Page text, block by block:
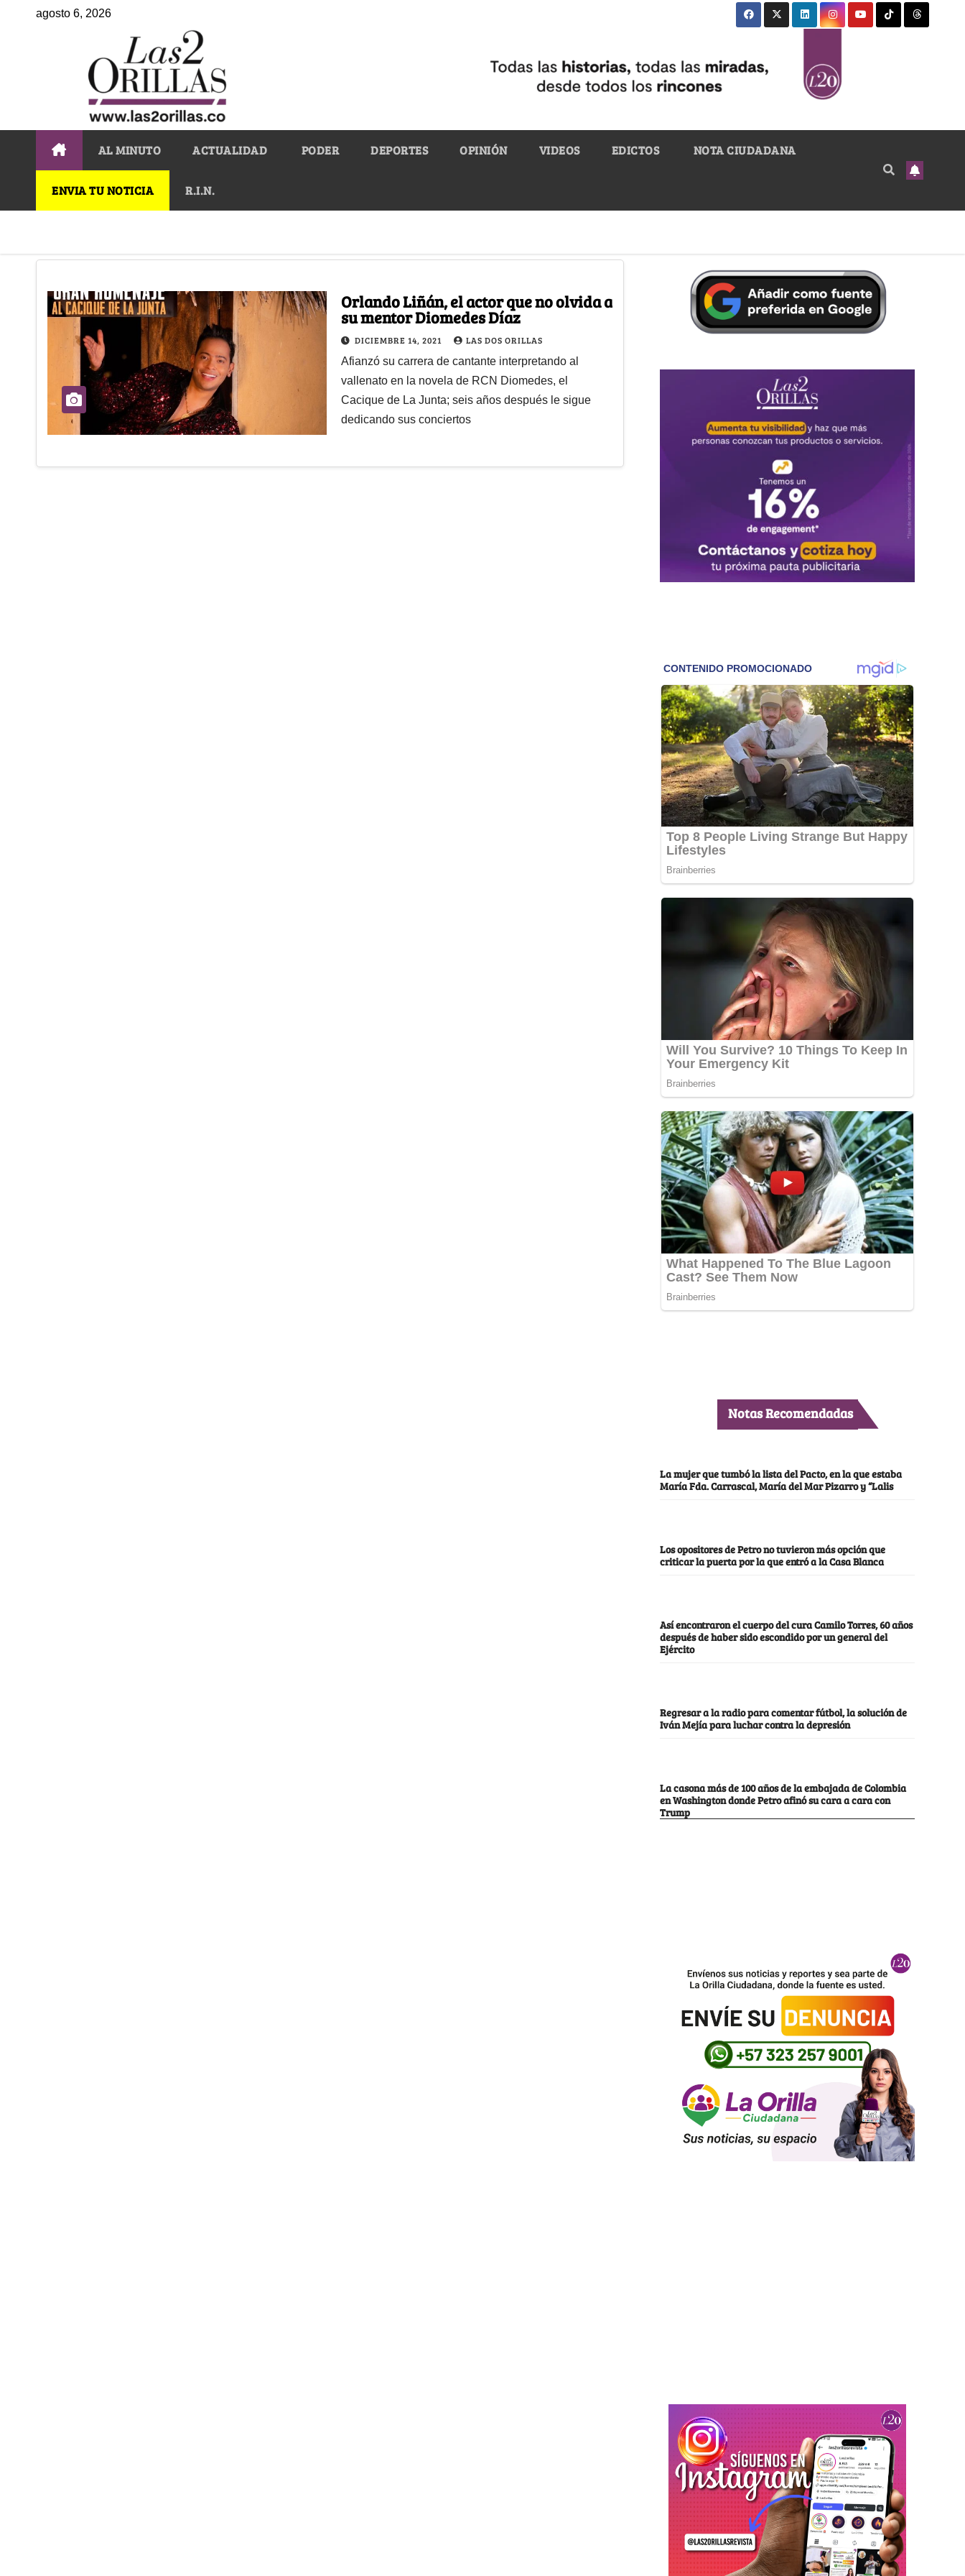
agosto 6, 2026
AL MINUTO ACTUALIDAD PODER DEPORTES OPINIÓN VIDEOS EDICTOS NOTA CIUDADANA
ENVIA TU NOTICIA R.I.N.
Orlando Liñán, el actor que no olvida a
su mentor Diomedes Díaz
DICIEMBRE 14, 2021 LAS DOS ORILLAS
Afianzó su carrera de cantante interpretando al
vallenato en la novela de RCN Diomedes, el
Cacique de La Junta; seis años después le sigue
dedicando sus conciertos
Notas Recomendadas
La mujer que tumbó la lista del Pacto, en la que estaba
María Fda. Carrascal, María del Mar Pizarro y “Lalis
Los opositores de Petro no tuvieron más opción que
criticar la puerta por la que entró a la Casa Blanca
Así encontraron el cuerpo del cura Camilo Torres, 60 años
después de haber sido escondido por un general del
Ejército
Regresar a la radio para comentar fútbol, la solución de
Iván Mejía para luchar contra la depresión
La casona más de 100 años de la embajada de Colombia
en Washington donde Petro afinó su cara a cara con
Trump